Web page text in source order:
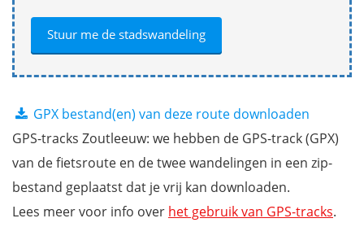
GPX bestand(en) van deze route downloaden
GPS-tracks Zoutleeuw: we hebben de GPS-track (GPX)
van de fietsroute en de twee wandelingen in een zip-
bestand geplaatst dat je vrij kan downloaden.
Lees meer voor info over het gebruik van GPS-tracks.